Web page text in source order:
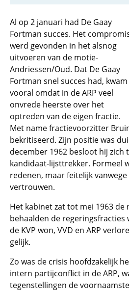
Al op 2 januari had De Gaay
Fortman succes. Het
werd gevonden in het alsnog
uitvoeren van de motie-
Andriessen/Oud. Dat De Gaay
Fortman snel succes had, kwam
vooral omdat in de ARP veel
onvrede heerste over het
optreden van de eigen fractie.
Met name fractievoorzitter
bekritiseerd. Zijn positie was
december 1962 besloot hij zich
kandidaat-lijsttrekker. Formeel
redenen, maar feitelijk
vertrouwen.
Het kabinet zat tot mei 1963 de
behaalden de regeringsfracties
de KVP won, VVD en ARP
gelijk.
Zo was de crisis hoofdzakelijk
intern partijconflict in de ARP,
tegenstellingen de